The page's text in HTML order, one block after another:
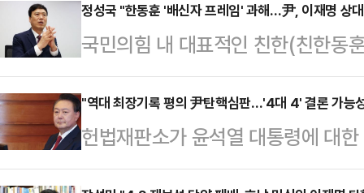
민주당을 정조준했다.나경원 의원
심판은) 이재명·민주당의 '의회 독
심판이자, 법치주의·헌정질서 파괴
을 계속해 정략탄핵과 국정마비·거
환에 몰아넣을 것인지를 결정하는
선에 대한 의…
정성국 "한동훈 '배신자 프레임' 과해…尹, 이재명 상
국민의힘 내 대표적인 친한(친한동
'배신자 프레임'에 갇혔다는 주장에
리 보수는 이재명을 이길 수 있는
(한 전 대표의 대권 가도에) 그렇게
고 일축했다.정성국 의원은 3일
"역대 최장기록 평의 尹탄핵심판…'4대 4' 결론 가능
헌법재판소가 윤석열 대통령에 대
시로 지정하면서 헌법재판관 8인